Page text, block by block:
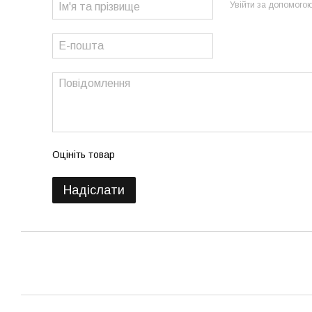
Увійти за
Оцініть товар
Надіслати